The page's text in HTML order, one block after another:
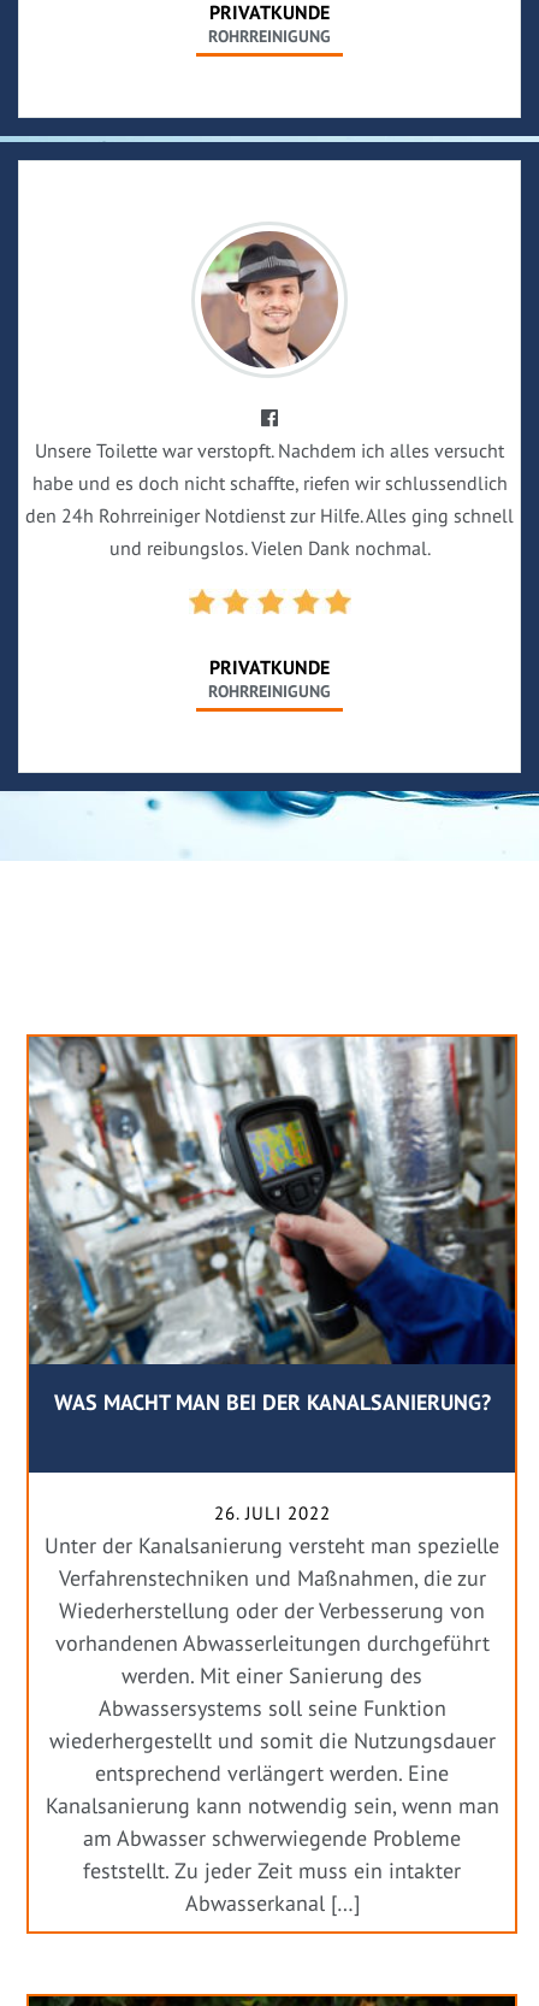
PRIVATKUNDE
ROHRREINIGUNG
Unsere Toilette war verstopft. Nachdem ich alles versucht
habe und es doch nicht schaffte, riefen wir schlussendlich
den 24h Rohrreiniger Notdienst zur Hilfe. Alles ging schnell
und reibungslos. Vielen Dank nochmal.
PRIVATKUNDE
ROHRREINIGUNG
WAS MACHT MAN BEI DER KANALSANIERUNG?
26. JULI 2022
Unter der Kanalsanierung versteht man spezielle
Verfahrenstechniken und Maßnahmen, die zur
Wiederherstellung oder der Verbesserung von
vorhandenen Abwasserleitungen durchgeführt
werden. Mit einer Sanierung des
Abwassersystems soll seine Funktion
wiederhergestellt und somit die Nutzungsdauer
entsprechend verlängert werden. Eine
Kanalsanierung kann notwendig sein, wenn man
am Abwasser schwerwiegende Probleme
feststellt. Zu jeder Zeit muss ein intakter
Abwasserkanal […]